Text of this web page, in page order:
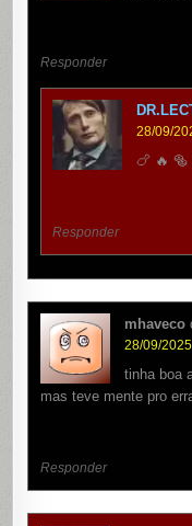
Responder
28/09/
🍗 🔥 🥯
Responder
mhaveco
28/09/
tinha boa
mas teve mente pro
Responder